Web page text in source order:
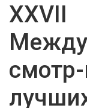
XXVII